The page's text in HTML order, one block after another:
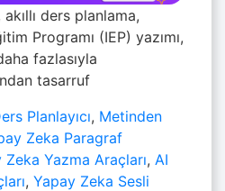
ders planlama,
Programı (IEP) yazımı,
fazlasıyla
tasarruf
Planlayıcı, Metinden
Zeka Paragraf
Zeka Yazma Araçları, AI
,Yapay Zeka Sesli